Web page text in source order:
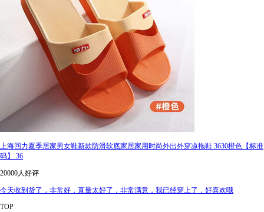
上海回力夏季居家男女鞋新款防滑软底家居家用时尚外出外穿凉拖鞋 3630橙色【标准
码】 36
20000人好评
今天收到货了，非常好，直量太好了，非常满意，我已经穿上了，好喜欢哦
TOP